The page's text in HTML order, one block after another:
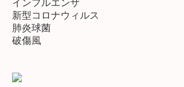
インフルエンザ
新型コロナウィルス
肺炎球菌
破傷風